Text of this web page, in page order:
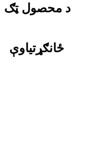
د محصول ټګ
ځانګړتیاوې